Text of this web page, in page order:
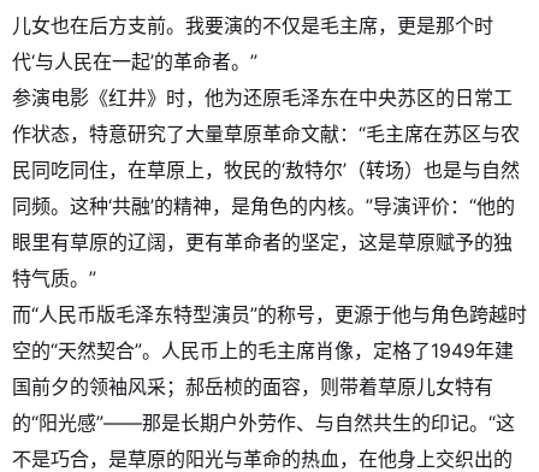
儿女也在后方支前。我要演的不仅是毛主席，更是那个时
代‘与人民在一起’的革命者。”
参演电影《红井》时，他为还原毛泽东在中央苏区的日常工
作状态，特意研究了大量草原革命文献：“毛主席在苏区与农
民同吃同住，在草原上，牧民的‘敖特尔’（转场）也是与自然
同频。这种‘共融’的精神，是角色的内核。”导演评价：“他的
眼里有草原的辽阔，更有革命者的坚定，这是草原赋予的独
特气质。”
而“人民币版毛泽东特型演员”的称号，更源于他与角色跨越时
空的“天然契合”。人民币上的毛主席肖像，定格了1949年建
国前夕的领袖风采；郝岳桢的面容，则带着草原儿女特有
的“阳光感”——那是长期户外劳作、与自然共生的印记。“这
不是巧合，是草原的阳光与革命的热血，在他身上交织出的